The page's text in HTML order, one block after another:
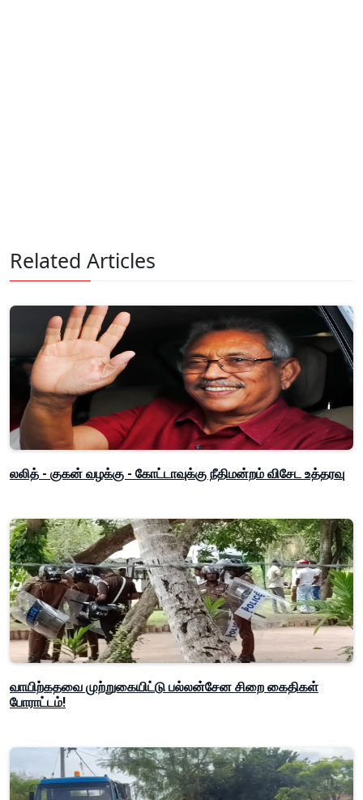
Related Articles
லலித் - குகன் வழக்கு - கோட்டாவுக்கு நீதிமன்றம் விசேட உத்தரவு
வாயிற்கதவை முற்றுகையிட்டு பல்லன்சேன சிறை கைதிகள்
போராட்டம்!